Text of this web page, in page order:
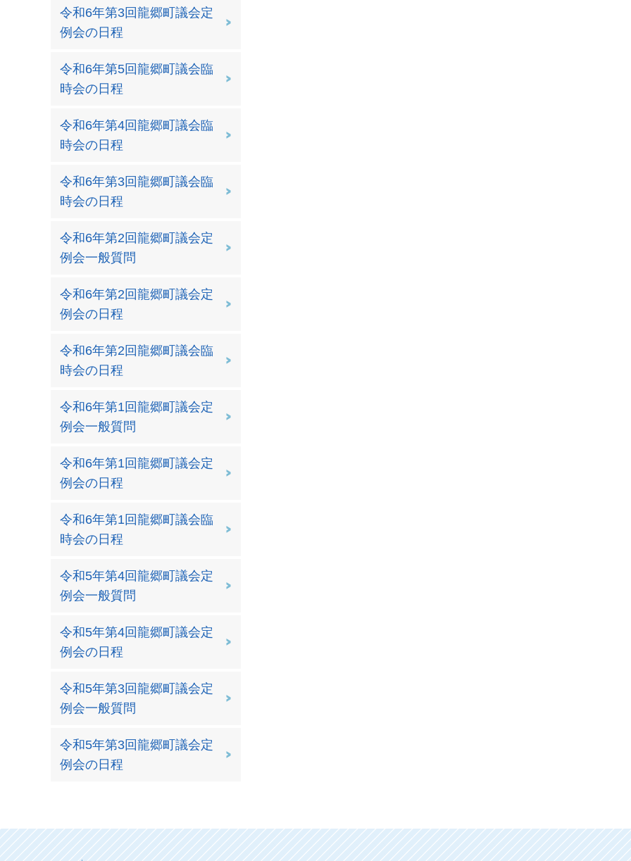
令和6年第3回龍郷町議会定
例会の日程
令和6年第5回龍郷町議会臨
時会の日程
令和6年第4回龍郷町議会臨
時会の日程
令和6年第3回龍郷町議会臨
時会の日程
令和6年第2回龍郷町議会定
例会一般質問
令和6年第2回龍郷町議会定
例会の日程
令和6年第2回龍郷町議会臨
時会の日程
令和6年第1回龍郷町議会定
例会一般質問
令和6年第1回龍郷町議会定
例会の日程
令和6年第1回龍郷町議会臨
時会の日程
令和5年第4回龍郷町議会定
例会一般質問
令和5年第4回龍郷町議会定
例会の日程
令和5年第3回龍郷町議会定
例会一般質問
令和5年第3回龍郷町議会定
例会の日程